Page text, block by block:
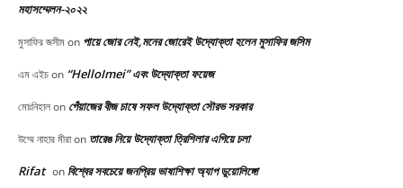
মহাসম্মেলন-২০২২
মুসাফির জসীমon পায়ে জোর নেই,মনের জোরেই উদ্যোক্তা হলেন মুসাফির জসিম
এম এইচon “HelloImei” এবং উদ্যোক্তা ফয়েজ
মোঃনিহালon পেঁয়াজের বীজ চাষে সফল উদ্যোক্তা সৌরভ সরকার
উম্মে নাহার মীরাon তারেঙ নিয়ে উদ্যোক্তা ত্রিশিলার এগিয়ে চলা
Rifat on বিশ্বের সবচেয়ে জনপ্রিয় ভাষাশিক্ষা অ্যাপ ডুয়োলিঙ্গো